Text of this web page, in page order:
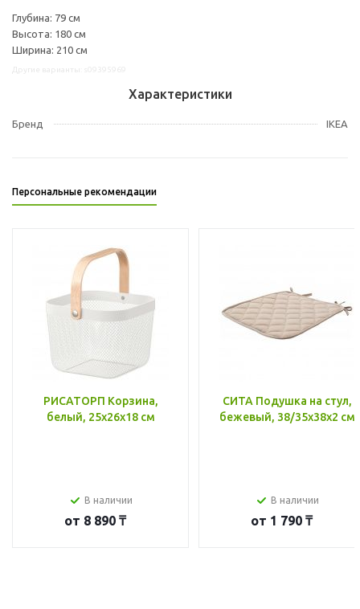
Глубина: 79 см
Высота: 180 см
Ширина: 210 см
Характеристики
Бренд IKEA
Персональные рекомендации
РИСАТОРП Корзина,
белый, 25x26x18 см
В наличии
от 8 890 ₸
СИТА Подушка на стул,
бежевый, 38/35x38x2 см
В наличии
от 1 790 ₸